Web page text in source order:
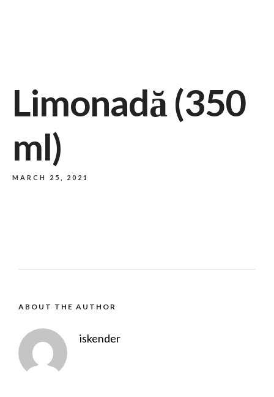
Limonadă (350
ml)
MARCH 25, 2021
ABOUT THE AUTHOR
iskender